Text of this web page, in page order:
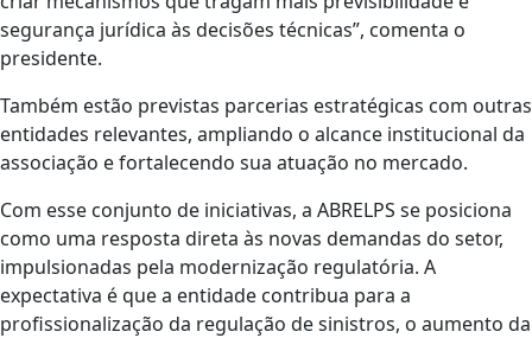
segurança jurídica às decisões técnicas”, comenta o
presidente.
Também estão previstas parcerias estratégicas com outras
entidades relevantes, ampliando o alcance institucional da
associação e fortalecendo sua atuação no mercado.
Com esse conjunto de iniciativas, a ABRELPS se posiciona
como uma resposta direta às novas demandas do setor,
impulsionadas pela modernização regulatória. A
expectativa é que a entidade contribua para a
profissionalização da regulação de sinistros, o aumento da